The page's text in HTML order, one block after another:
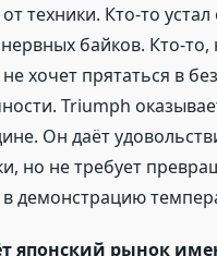
техники. Кто-то
байков. Кто-то,
хочет прятаться в
Triumph
Он даёт
но не требует
в демонстрацию
японский рынок